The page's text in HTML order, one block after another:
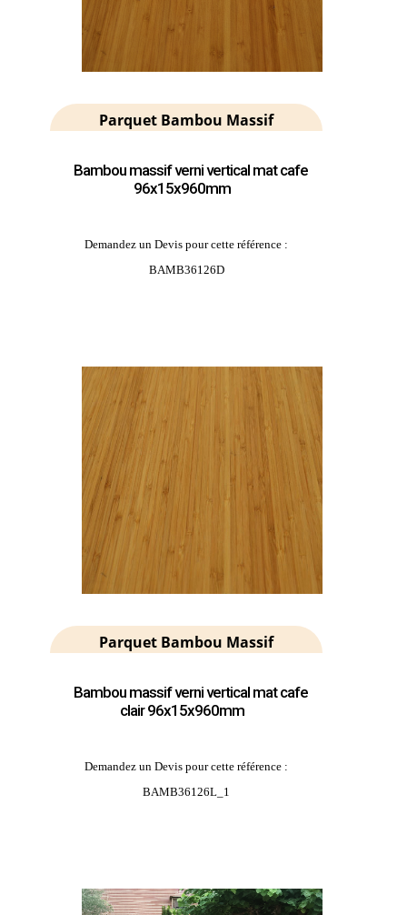
Parquet Bambou Massif
Bambou massif verni vertical mat cafe
96x15x960mm
Demandez un Devis pour cette référence :
BAMB36126D
Parquet Bambou Massif
Bambou massif verni vertical mat cafe
clair 96x15x960mm
Demandez un Devis pour cette référence :
BAMB36126L_1